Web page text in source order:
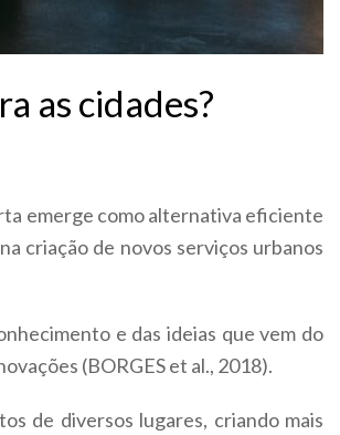
as cidades?
emerge como alternativa eficiente
criação de novos serviços urbanos
e das ideias que vem do
(BORGES et al., 2018).
de diversos lugares, criando mais